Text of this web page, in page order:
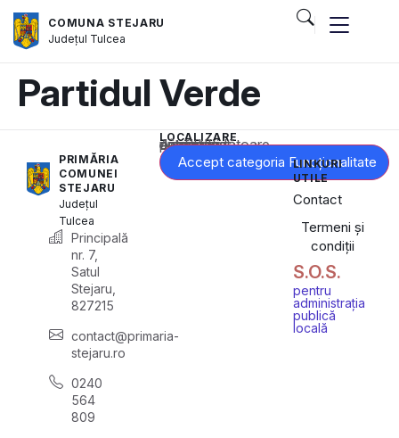
COMUNA STEJARU
Județul Tulcea
Partidul Verde
PRIMĂRIA
COMUNEI
STEJARU
Județul
Tulcea
Principală
nr. 7,
Satul
Stejaru,
827215
contact@primaria-
stejaru.ro
0240
564
809
LOCALIZARE
Acest conținut este blocat până când acceptați categoria corespunzătoare de cookie-uri.
Accept categoria Funcționalitate
LINKURI
UTILE
Contact
Termeni și
condiții
S.O.S.
pentru
administrația
publică
locală